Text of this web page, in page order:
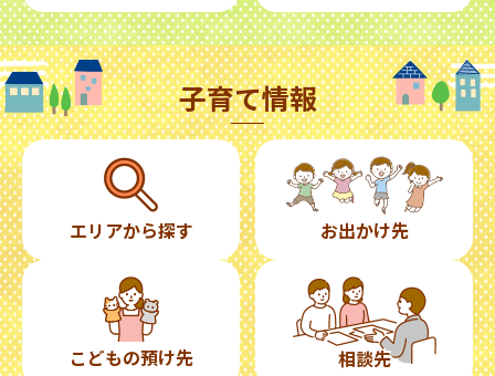
子育て情報
エリアから探す お出かけ先
こどもの預け先 相談先